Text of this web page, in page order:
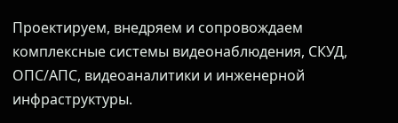
Проектируем, внедряем и сопровождаем
комплексные системы видеонаблюдения, СКУД,
ОПС/АПС, видеоаналитики и инженерной
инфраструктуры.